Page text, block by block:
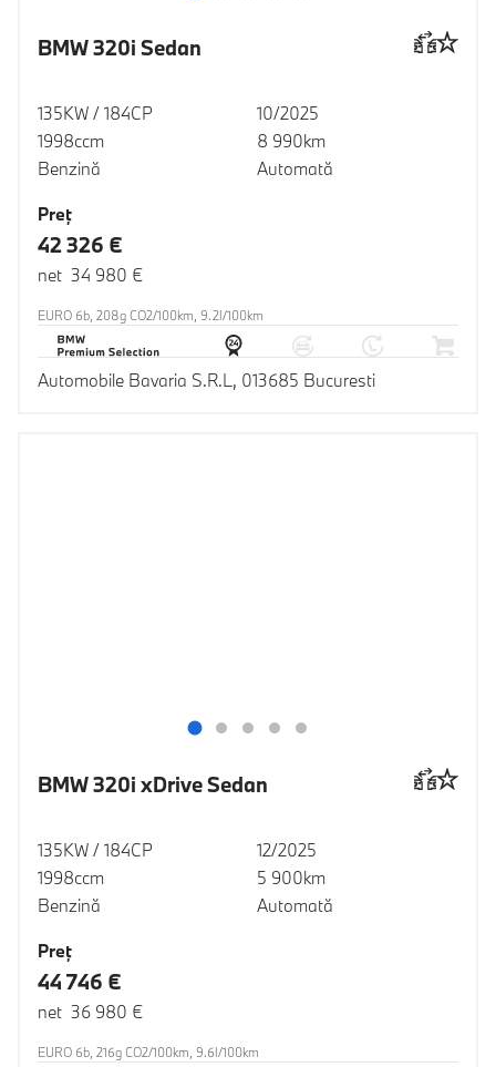
BMW 320i Sedan
135KW / 184CP
1998ccm
Benzină
10/2025
8 990km
Automată
Preţ
42 326 €
net 34 980 €
EURO 6b, 208g CO2/100km, 9.2l/100km
Automobile Bavaria S.R.L, 013685 Bucuresti
BMW 320i xDrive Sedan
135KW / 184CP
1998ccm
Benzină
12/2025
5 900km
Automată
Preţ
44 746 €
net 36 980 €
EURO 6b, 216g CO2/100km, 9.6l/100km